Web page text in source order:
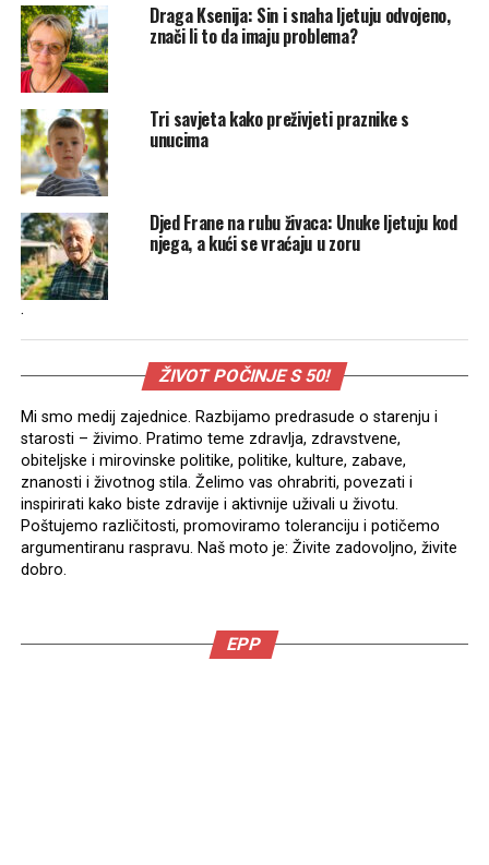
Draga Ksenija: Sin i snaha ljetuju odvojeno,
znači li to da imaju problema?
Tri savjeta kako preživjeti praznike s
unucima
Djed Frane na rubu živaca: Unuke ljetuju kod
njega, a kući se vraćaju u zoru
.
ŽIVOT POČINJE S 50!
Mi smo medij zajednice. Razbijamo predrasude o starenju i
starosti – živimo. Pratimo teme zdravlja, zdravstvene,
obiteljske i mirovinske politike, politike, kulture, zabave,
znanosti i životnog stila. Želimo vas ohrabriti, povezati i
inspirirati kako biste zdravije i aktivnije uživali u životu.
Poštujemo različitosti, promoviramo toleranciju i potičemo
argumentiranu raspravu. Naš moto je: Živite zadovoljno, živite
dobro.
EPP